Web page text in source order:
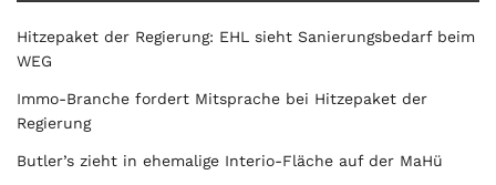
Hitzepaket der Regierung: EHL sieht Sanierungsbedarf beim
WEG
Immo-Branche fordert Mitsprache bei Hitzepaket der
Regierung
Butler’s zieht in ehemalige Interio-Fläche auf der MaHü